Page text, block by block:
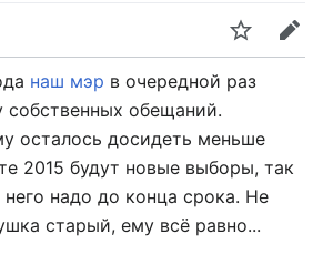
Следить
наш мэр в очередной раз
собственных обещаний.
осталось досидеть меньше
2015 будут новые выборы, так
надо до конца срока. Не
старый, ему всё равно...